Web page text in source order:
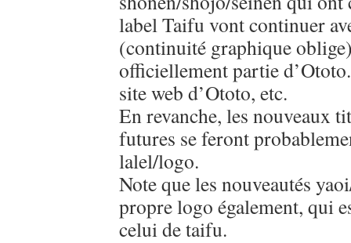
label Taifu vont continuer
(continuité graphique
officiellement partie
site web d’Ototo, etc.
En revanche, les nouveaux
futures se feront
lalel/logo.
Note que les nouveautés
propre logo également, qui
celui de taifu.